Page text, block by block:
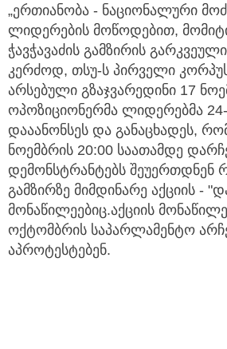
„ერთიანობა - ნაციონალური
ლიდერების მოწოდებით,
ჭავჭავაძის გამზირის
კერძოდ, თსუ-ს პირველი
არსებული გზაჯვარედინი 17
ოპოზიციონერმა ლიდერებმა 24-
დააანონსეს და განაცხადეს,
ნოემბრის 20:00 საათამდე
დემონსტრანტებს შეუერთდნენ
გამზირზე მიმდინარე აქციის -
მონაწილეებიც.აქციის
ოქტომბრის საპარლამენტო
აპროტესტებენ.